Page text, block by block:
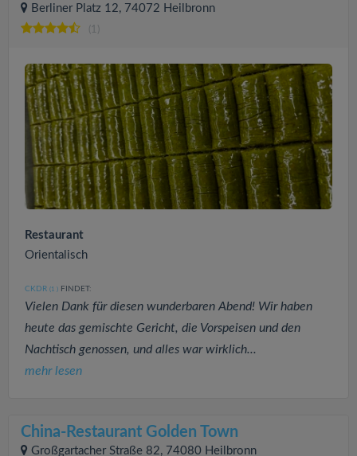
Berliner Platz 12, 74072 Heilbronn
(1)
Restaurant
Orientalisch
CKDR (1 ) FINDET:
Vielen Dank für diesen wunderbaren Abend! Wir haben
heute das gemischte Gericht, die Vorspeisen und den
Nachtisch genossen, und alles war wirklich...
mehr lesen
China-Restaurant Golden Town
Großgartacher Straße 82, 74080 Heilbronn